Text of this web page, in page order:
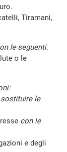
Tiramani,
le seguenti:
o le
sostituire le
con le
e degli